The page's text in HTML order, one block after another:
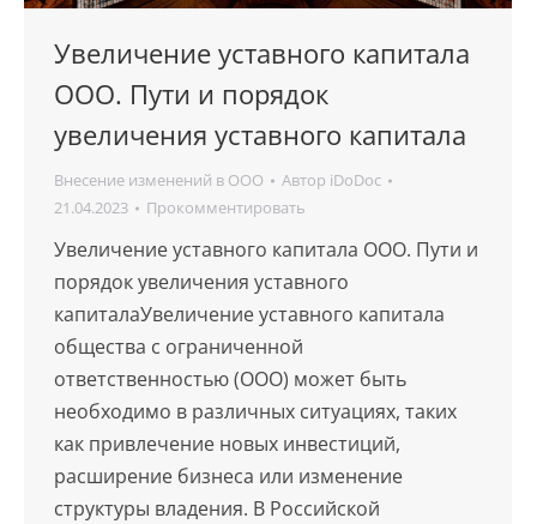
Увеличение уставного капитала
ООО. Пути и порядок
увеличения уставного капитала
Внесение изменений в ООО Автор iDoDoc
21.04.2023
Прокомментировать
Увеличение уставного капитала ООО. Пути и
порядок увеличения уставного
капиталаУвеличение уставного капитала
общества с ограниченной
ответственностью (ООО) может быть
необходимо в различных ситуациях, таких
как привлечение новых инвестиций,
расширение бизнеса или изменение
структуры владения. В Российской